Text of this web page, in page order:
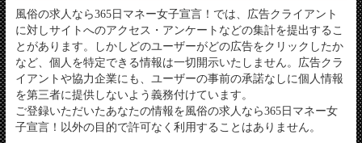
風俗の求人なら365日マネー女子宣言！では、広告クライアント
に対しサイトへのアクセス・アンケートなどの集計を提出するこ
とがあります。しかしどのユーザーがどの広告をクリックしたか
など、個人を特定できる情報は一切開示いたしません。広告クラ
イアントや協力企業にも、ユーザーの事前の承諾なしに個人情報
を第三者に提供しないよう義務付けています。
ご登録いただいたあなたの情報を風俗の求人なら365日マネー女
子宣言！以外の目的で許可なく利用することはありません。